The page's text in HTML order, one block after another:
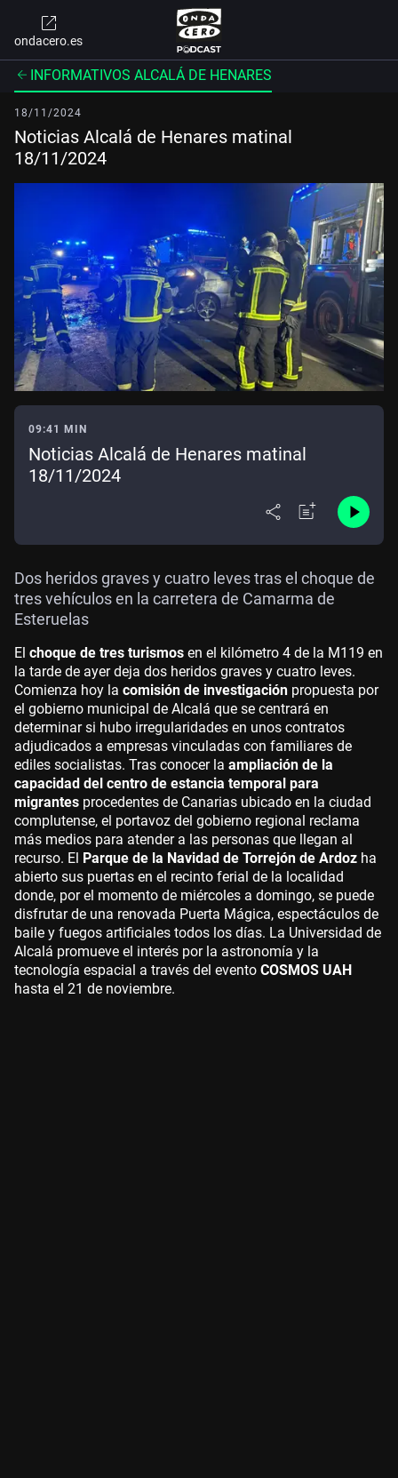
ondacero.es
INFORMATIVOS ALCALÁ DE HENARES
18/11/2024
Noticias Alcalá de Henares matinal
18/11/2024
09:41 MIN
Noticias Alcalá de Henares matinal
18/11/2024
Dos heridos graves y cuatro leves tras el choque de
tres vehículos en la carretera de Camarma de
Esteruelas
El choque de tres turismos en el kilómetro 4 de la M119 en
la tarde de ayer deja dos heridos graves y cuatro leves.
Comienza hoy la comisión de investigación propuesta por
el gobierno municipal de Alcalá que se centrará en
determinar si hubo irregularidades en unos contratos
adjudicados a empresas vinculadas con familiares de
ediles socialistas. Tras conocer la ampliación de la
capacidad del centro de estancia temporal para
migrantes procedentes de Canarias ubicado en la ciudad
complutense, el portavoz del gobierno regional reclama
más medios para atender a las personas que llegan al
recurso. El Parque de la Navidad de Torrejón de Ardoz ha
abierto sus puertas en el recinto ferial de la localidad
donde, por el momento de miércoles a domingo, se puede
disfrutar de una renovada Puerta Mágica, espectáculos de
baile y fuegos artificiales todos los días. La Universidad de
Alcalá promueve el interés por la astronomía y la
tecnología espacial a través del evento COSMOS UAH
hasta el 21 de noviembre.